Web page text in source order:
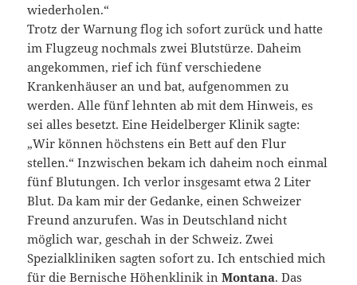
wiederholen.“
Trotz der Warnung flog ich sofort zurück und hatte
im Flugzeug nochmals zwei Blutstürze. Daheim
angekommen, rief ich fünf verschiedene
Krankenhäuser an und bat, aufgenommen zu
werden. Alle fünf lehnten ab mit dem Hinweis, es
sei alles besetzt. Eine Heidelberger Klinik sagte:
„Wir können höchstens ein Bett auf den Flur
stellen.“ Inzwischen bekam ich daheim noch einmal
fünf Blutungen. Ich verlor insgesamt etwa 2 Liter
Blut. Da kam mir der Gedanke, einen Schweizer
Freund anzurufen. Was in Deutschland nicht
möglich war, geschah in der Schweiz. Zwei
Spezialkliniken sagten sofort zu. Ich entschied mich
für die Bernische Höhenklinik in Montana. Das